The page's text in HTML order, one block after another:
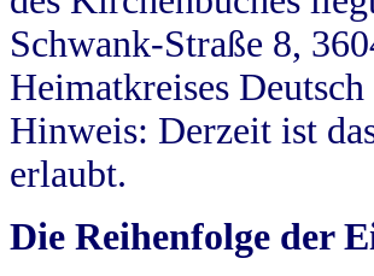
Schwank-Straße 8,
Heimatkreises
Hinweis: Derzeit ist
erlaubt.
Die Reihenfolge der